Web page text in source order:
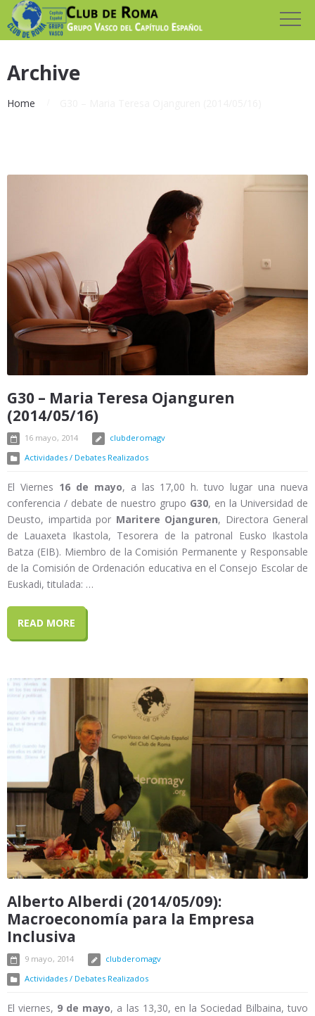
Archive
Home
G30 – Maria Teresa Ojanguren
(2014/05/16)
16 mayo, 2014
clubderomagv
Actividades / Debates Realizados
El Viernes 16 de mayo, a las 17,00 h. tuvo lugar una nueva
conferencia / debate de nuestro grupo G30, en la Universidad de
Deusto, impartida por Maritere Ojanguren, Directora General
de Lauaxeta Ikastola, Tesorera de la patronal Eusko Ikastola
Batza (EIB). Miembro de la Comisión Permanente y Responsable
de la Comisión de Ordenación educativa en el Consejo Escolar de
Euskadi, titulada: …
READ MORE
Alberto Alberdi (2014/05/09):
Macroeconomía para la Empresa
Inclusiva
9 mayo, 2014
clubderomagv
Actividades / Debates Realizados
El viernes, 9 de mayo, a las 13,30, en la Sociedad Bilbaina, tuvo